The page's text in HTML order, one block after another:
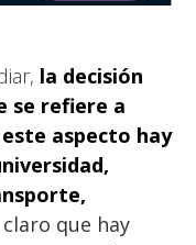
la decisión
se refiere a
aspecto hay
,
que hay